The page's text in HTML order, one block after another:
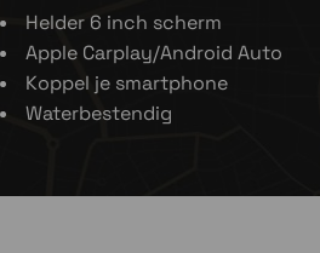
Helder 6 inch scherm
Apple Carplay/Android Auto
Koppel je smartphone
Waterbestendig